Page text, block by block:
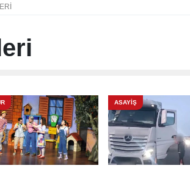
ASAYİŞ